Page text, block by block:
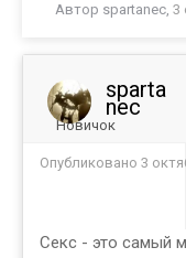
Автор spartanec, 3
sparta
nec
Новичок
Опубликовано 3
Секс - это самый